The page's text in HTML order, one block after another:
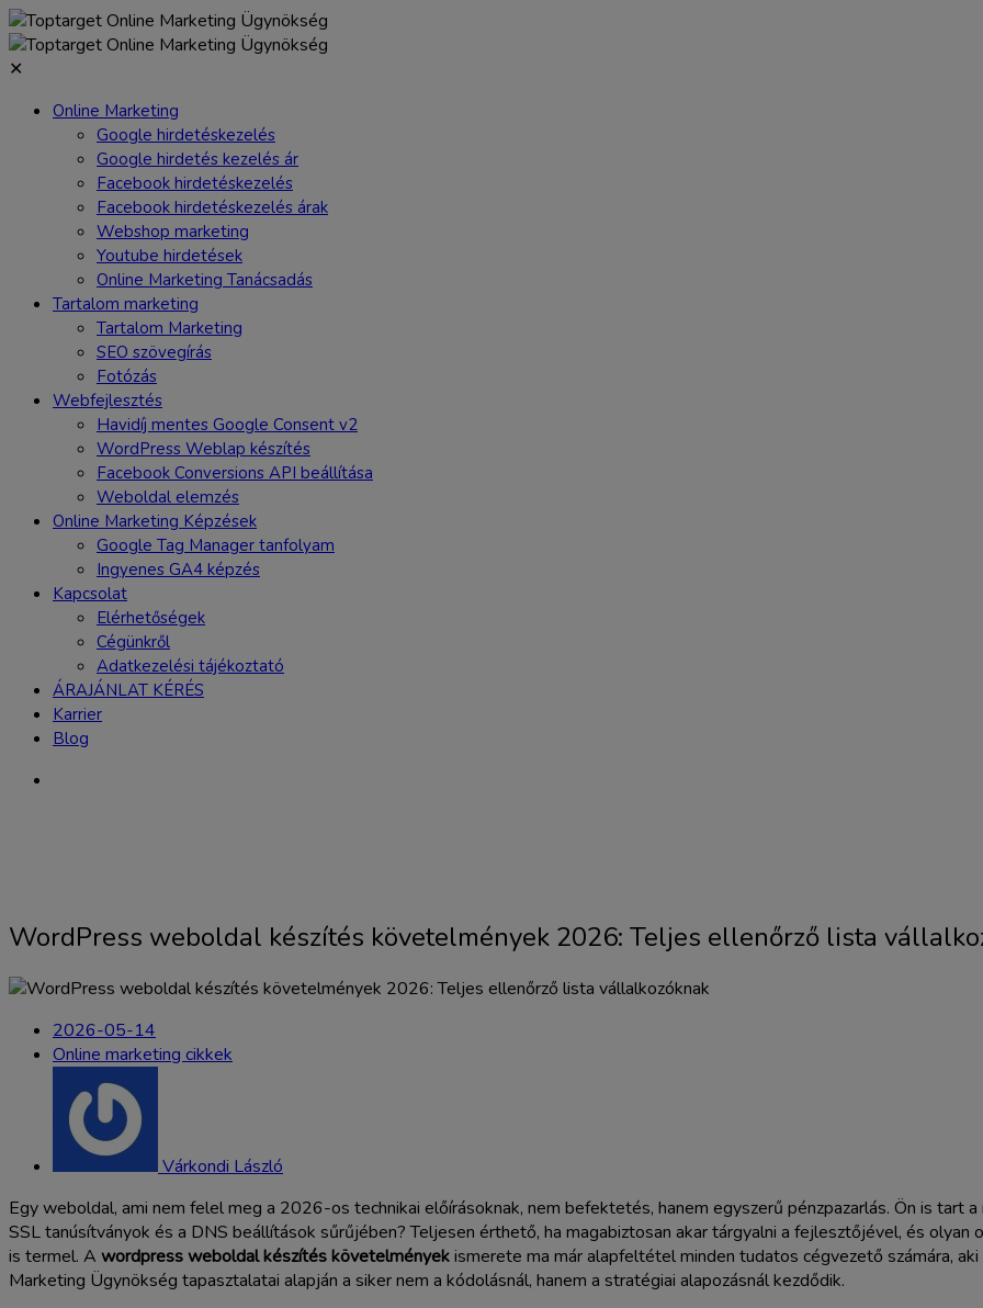
Skip
to
content
✕
Online Marketing
Google hirdetéskezelés
Google hirdetés kezelés ár
Facebook hirdetéskezelés
Facebook hirdetéskezelés árak
Webshop marketing
Youtube hirdetések
Online Marketing Tanácsadás
Tartalom marketing
Tartalom Marketing
SEO szövegírás
Fotózás
Webfejlesztés
Havidíj mentes Google Consent v2
WordPress Weblap készítés
Facebook Conversions API beállítása
Weboldal elemzés
Online Marketing Képzések
Google Tag Manager tanfolyam
Ingyenes GA4 képzés
Kapcsolat
Elérhetőségek
Cégünkről
Adatkezelési tájékoztató
ÁRAJÁNLAT KÉRÉS
Karrier
Blog
WordPress weboldal készítés követelmények 2026: Teljes ellenőrző lista
2026-05-14
Online marketing cikkek
Várkondi László
Egy weboldal, ami nem felel meg a 2026-os technikai előírásoknak, nem befektetés, hanem egyszerű pénzpazarlás. Ön is
SSL tanúsítványok és a DNS beállítások sűrűjében? Teljesen érthető, ha magabiztosan akar tárgyalni a fejlesztőjével, és
is termel. A wordpress weboldal készítés követelményekismerete ma már alapfeltétel minden tudatos cégvezető számára,
Marketing Ügynökség tapasztalatai alapján a siker nem a kódolásnál, hanem a stratégiai alapozásnál kezdődik.